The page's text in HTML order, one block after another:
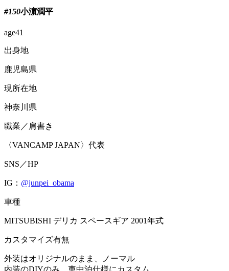
#150小濵潤平
age41
出身地
鹿児島県
現所在地
神奈川県
職業／肩書き
〈VANCAMP JAPAN〉代表
SNS／HP
IG： @junpei_obama
車種
MITSUBISHI デリカ スペースギア 2001年式
カスタマイズ有無
外装はオリジナルのまま、ノーマル